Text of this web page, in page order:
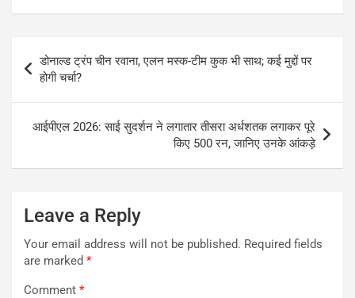
Post
navigation
डोनाल्ड ट्रंप चीन रवाना, एलन मस्क-टीम कुक भी साथ; कई मुद्दों पर
होगी चर्चा?
आईपीएल 2026: साई सुदर्शन ने लगातार तीसरा अर्धशतक लगाकर पूरे
किए 500 रन, जानिए उनके आंकड़े
Leave a Reply
Your email address will not be published. Required fields
are marked *
Comment *